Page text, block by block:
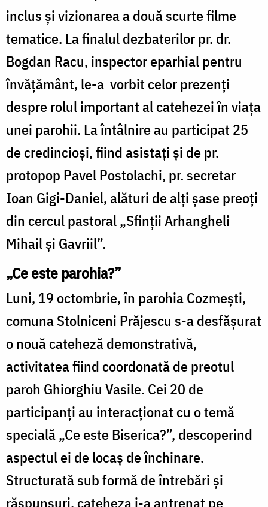
inclus şi vizionarea a două scurte filme
tematice. La finalul dezbaterilor pr. dr.
Bogdan Racu, inspector eparhial pentru
învățământ, le-a vorbit celor prezenţi
despre rolul important al catehezei în viaţa
unei parohii. La întâlnire au participat 25
de credincioşi, fiind asistaţi şi de pr.
protopop Pavel Postolachi, pr. secretar
Ioan Gigi-Daniel, alături de alţi şase preoţi
din cercul pastoral „Sfinţii Arhangheli
Mihail şi Gavriil”.
„Ce este parohia?”
Luni, 19 octombrie, în parohia Cozmeşti,
comuna Stolniceni Prăjescu s-a desfăşurat
o nouă cateheză demonstrativă,
activitatea fiind coordonată de preotul
paroh Ghiorghiu Vasile. Cei 20 de
participanţi au interacţionat cu o temă
specială „Ce este Biserica?”, descoperind
aspectul ei de locaş de închinare.
Structurată sub formă de întrebări şi
răspunsuri, cateheza i-a antrenat pe